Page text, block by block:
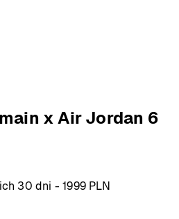
x Air Jordan 6
30 dni -1999 PLN